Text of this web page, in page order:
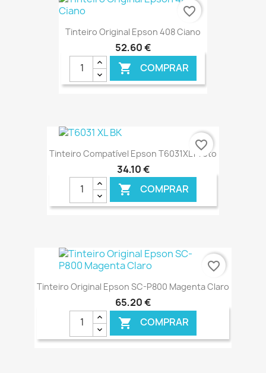
Tinteiro Original Epson 408 Ciano
52,60 €
 COMPRAR
favorite_border
Tinteiro Compatível Epson T6031XL Preto
34,10 €
 COMPRAR
€ ONLINE
favorite_border
Tinteiro Original Epson SC-P800 Magenta Claro
65,20 €
 COMPRAR
favorite_border